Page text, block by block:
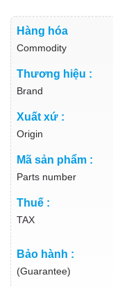
Hàng hóa
Commodity
Thương hiệu :
Brand
Xuất xứ :
Origin
Mã sản phẩm :
Parts number
Thuế :
TAX
Bảo hành :
(Guarantee)